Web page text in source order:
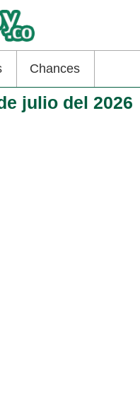
Chances
julio del 2026